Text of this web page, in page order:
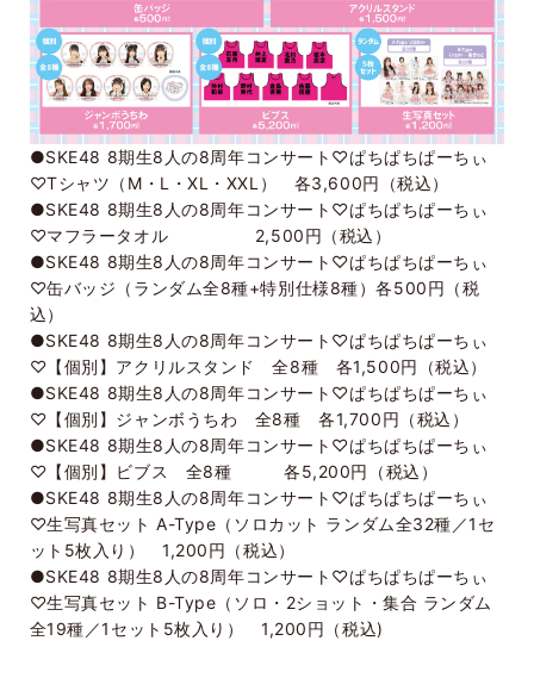
●SKE48 8期生8人の8周年コンサート♡ぱちぱちぱーちぃ
♡Tシャツ（M・L・XL・XXL） 各3,600円（税込）
●SKE48 8期生8人の8周年コンサート♡ぱちぱちぱーちぃ
♡マフラータオル 2,500円（税込）
●SKE48 8期生8人の8周年コンサート♡ぱちぱちぱーちぃ
♡缶バッジ（ランダム全8種+特別仕様8種）各500円（税
込）
●SKE48 8期生8人の8周年コンサート♡ぱちぱちぱーちぃ
♡【個別】アクリルスタンド 全8種 各1,500円（税込）
●SKE48 8期生8人の8周年コンサート♡ぱちぱちぱーちぃ
♡【個別】ジャンボうちわ 全8種 各1,700円（税込）
●SKE48 8期生8人の8周年コンサート♡ぱちぱちぱーちぃ
♡【個別】ビブス 全8種 各5,200円（税込）
●SKE48 8期生8人の8周年コンサート♡ぱちぱちぱーちぃ
♡生写真セット A-Type（ソロカット ランダム全32種／1セ
ット5枚入り） 1,200円（税込）
●SKE48 8期生8人の8周年コンサート♡ぱちぱちぱーちぃ
♡生写真セット B-Type（ソロ・2ショット・集合 ランダム
全19種／1セット5枚入り） 1,200円（税込)